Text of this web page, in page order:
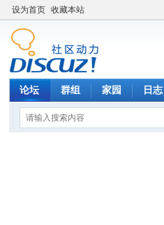
设为首页 收藏本站
论坛 群组 家园 日志